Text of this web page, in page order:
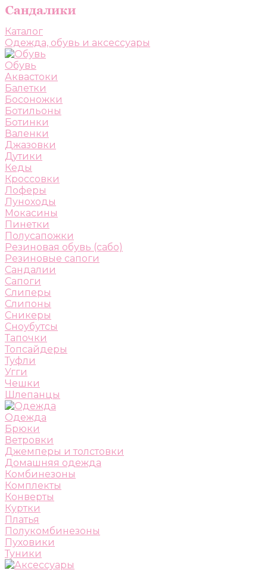
Каталог
Одежда, обувь и аксессуары
Обувь
Аквастоки
Балетки
Босоножки
Ботильоны
Ботинки
Валенки
Джазовки
Дутики
Кеды
Кроссовки
Лоферы
Луноходы
Мокасины
Пинетки
Полусапожки
Резиновая обувь (сабо)
Резиновые сапоги
Сандалии
Сапоги
Слиперы
Слипоны
Сникеры
Сноубутсы
Тапочки
Топсайдеры
Туфли
Угги
Чешки
Шлепанцы
Одежда
Брюки
Ветровки
Джемперы и толстовки
Домашняя одежда
Комбинезоны
Комплекты
Конверты
Куртки
Платья
Полукомбинезоны
Пуховики
Туники